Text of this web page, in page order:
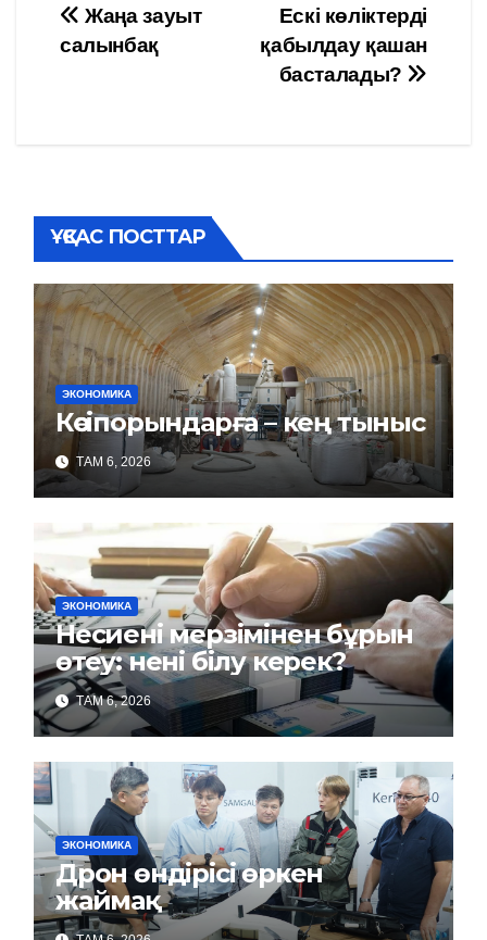
Навигация
Ескі көліктерді
қабылдау қашан
басталады?
Жаңа зауыт
салынбақ
ҰҚСАС ПОСТТАР
ЭКОНОМИКА
Кәсіпорындарға – кең тыныс
ТАМ 6, 2026
ЭКОНОМИКА
Несиені мерзімінен бұрын
өтеу: нені білу керек?
ТАМ 6, 2026
ЭКОНОМИКА
Дрон өндірісі өркен
жаймақ